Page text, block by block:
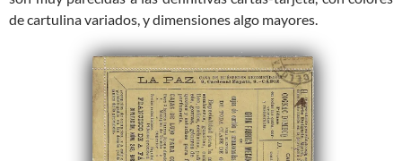
de cartulina variados, y dimensiones algo mayores.